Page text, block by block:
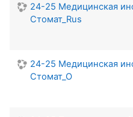
24-25 Медицинская
Стомат_Rus
24-25 Медицинская
Стомат_О